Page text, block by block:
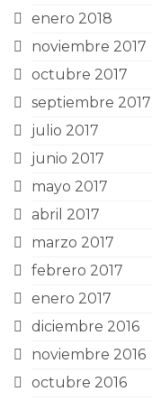
enero 2018
noviembre 2017
octubre 2017
septiembre 2017
julio 2017
junio 2017
mayo 2017
abril 2017
marzo 2017
febrero 2017
enero 2017
diciembre 2016
noviembre 2016
octubre 2016